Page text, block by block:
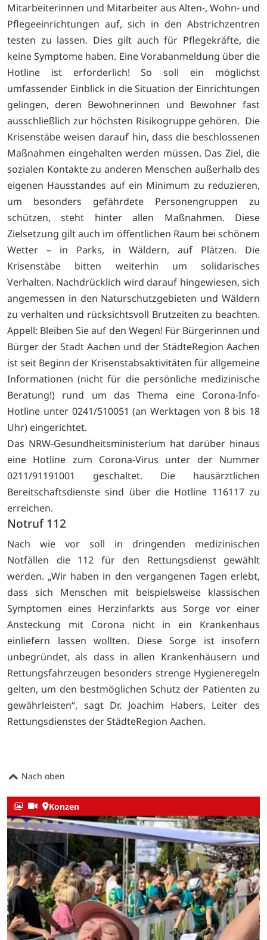
Mitarbeiterinnen und Mitarbeiter aus Alten-, Wohn- und
Pflegeeinrichtungen auf, sich in den Abstrichzentren
testen zu lassen. Dies gilt auch für Pflegekräfte, die
keine Symptome haben. Eine Vorabanmeldung über die
Hotline ist erforderlich! So soll ein möglichst
umfassender Einblick in die Situation der Einrichtungen
gelingen, deren Bewohnerinnen und Bewohner fast
ausschließlich zur höchsten Risikogruppe gehören. Die
Krisenstäbe weisen darauf hin, dass die beschlossenen
Maßnahmen eingehalten werden müssen. Das Ziel, die
sozialen Kontakte zu anderen Menschen außerhalb des
eigenen Hausstandes auf ein Minimum zu reduzieren,
um besonders gefährdete Personengruppen zu
schützen, steht hinter allen Maßnahmen. Diese
Zielsetzung gilt auch im öffentlichen Raum bei schönem
Wetter – in Parks, in Wäldern, auf Plätzen. Die
Krisenstäbe bitten weiterhin um solidarisches
Verhalten. Nachdrücklich wird darauf hingewiesen, sich
angemessen in den Naturschutzgebieten und Wäldern
zu verhalten und rücksichtsvoll Brutzeiten zu beachten.
Appell: Bleiben Sie auf den Wegen! Für Bürgerinnen und
Bürger der Stadt Aachen und der StädteRegion Aachen
ist seit Beginn der Krisenstabsaktivitäten für allgemeine
Informationen (nicht für die persönliche medizinische
Beratung!) rund um das Thema eine Corona-Info-
Hotline unter 0241/510051 (an Werktagen von 8 bis 18
Uhr) eingerichtet.
Das NRW-Gesundheitsministerium hat darüber hinaus
eine Hotline zum Corona-Virus unter der Nummer
0211/91191001 geschaltet. Die hausärztlichen
Bereitschaftsdienste sind über die Hotline 116117 zu
erreichen.
Notruf 112
Nach wie vor soll in dringenden medizinischen
Notfällen die 112 für den Rettungsdienst gewählt
werden. „Wir haben in den vergangenen Tagen erlebt,
dass sich Menschen mit beispielsweise klassischen
Symptomen eines Herzinfarkts aus Sorge vor einer
Ansteckung mit Corona nicht in ein Krankenhaus
einliefern lassen wollten. Diese Sorge ist insofern
unbegründet, als dass in allen Krankenhäusern und
Rettungsfahrzeugen besonders strenge Hygieneregeln
gelten, um den bestmöglichen Schutz der Patienten zu
gewährleisten“, sagt Dr. Joachim Habers, Leiter des
Rettungsdienstes der StädteRegion Aachen.
Nach oben
Konzen